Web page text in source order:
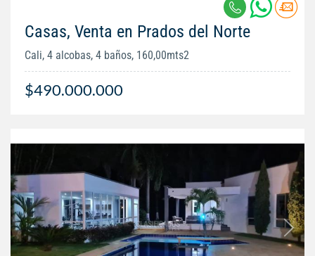
Casas, Venta en Prados del Norte
Cali, 4 alcobas, 4 baños, 160,00mts2
$490.000.000